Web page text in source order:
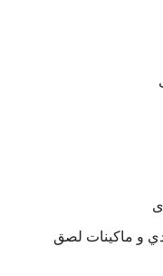
التغليف بالسلوفان للعلب 3 دي و ماكينات لصق